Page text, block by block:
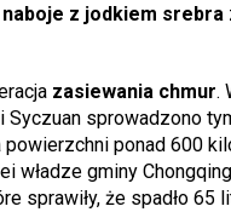
z jodkiem srebra
zasiewania chmur.
Syczuan sprowadzono
ponad 600
władze gminy
sprawiły, że spadło 65